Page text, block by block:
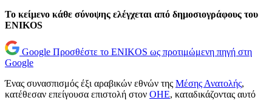
Το κείμενο κάθε σύνοψης ελέγχεται από δημοσιογράφους του
ENIKOS
Google Προσθέστε το ENIKOS ως προτιμώμενη πηγή στη
Google
Ένας συνασπισμός έξι αραβικών εθνών της Μέσης Ανατολής,
κατέθεσαν επείγουσα επιστολή στον ΟΗΕ, καταδικάζοντας αυτό